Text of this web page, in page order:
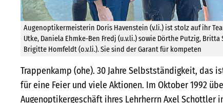
Augenoptikermeisterin Doris Havenstein (v.li.) ist stolz auf ihr
Utke, Daniela Ehmke-Ben Fredj (u.v.li.) sowie Dörthe Putzig,
Brigitte Homfeldt (o.v.li.). Sie sind der Garant für kompeten
Trappenkamp (ohe). 30 Jahre Selbstständigkeit, das
für eine Feier und viele Aktionen. Im Oktober 1992
Augenoptikergeschäft ihres Lehrherrn Axel Schottler